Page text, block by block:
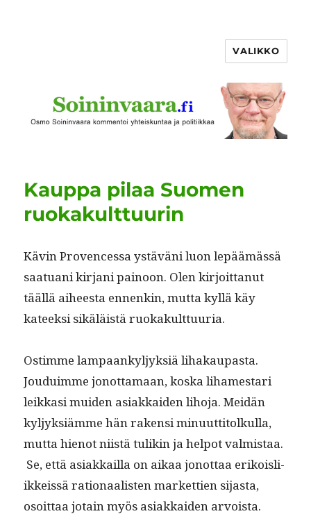
VALIKKO
Kauppa pilaa Suomen
ruokakulttuurin
Kävin Provences­sa ystäväni luon lep­äämässä
saat­u­ani kir­jani pain­oon. Olen kir­joit­tanut
tääl­lä aiheesta ennenkin, mut­ta kyl­lä käy
kateek­si sikäläistä ruokakulttuuria.
Ostimme lam­paankyljyk­siä lihakau­pas­ta.
Jouduimme jonot­ta­maan, kos­ka lihames­tari
leikkasi muiden asi­akkaiden liho­ja. Mei­dän
kyljyk­siämme hän rak­en­si min­u­ut­ti­tolkul­la,
mut­ta hienot niistä tulikin ja helpot valmis­taa.
Se, että asi­akkail­la on aikaa jonot­taa erikois­li­
ikkeis­sä ratio­naal­is­ten mar­ket­tien sijas­ta,
osoit­taa jotain myös asi­akkaiden arvoista.